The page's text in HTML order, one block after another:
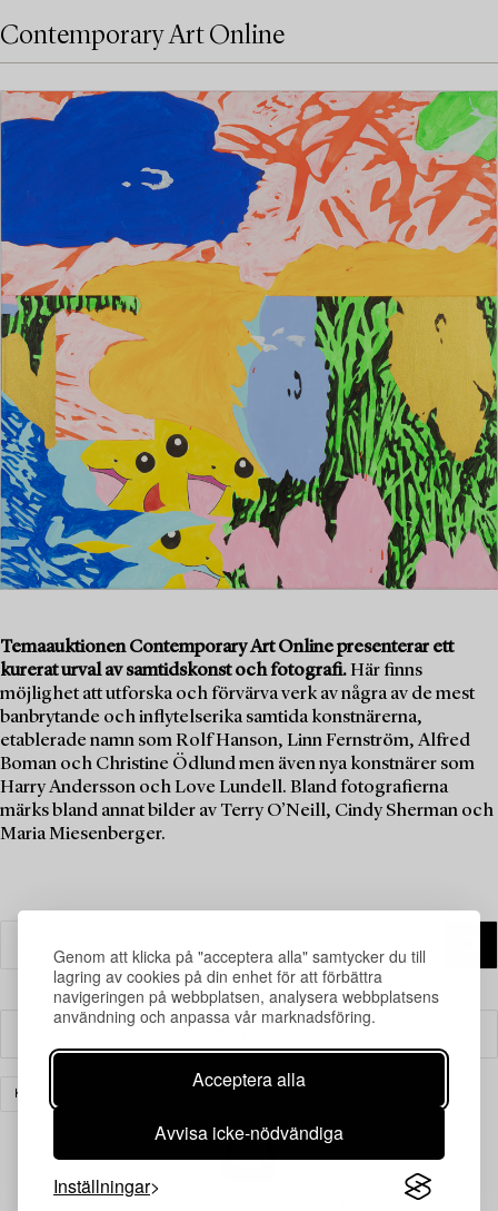
Genom att klicka på "acceptera alla" samtycker du till
lagring av cookies på din enhet för att förbättra
navigeringen på webbplatsen, analysera webbplatsens
användning och anpassa vår marknadsföring.
Acceptera alla
Avvisa icke-nödvändiga
Inställningar
Contemporary Art Online
Temaauktionen Contemporary Art Online presenterar ett
kurerat urval av samtidskonst och fotografi.Här finns
möjlighet att utforska och förvärva verk av några av de mest
banbrytande och inflytelserika samtida konstnärerna,
etablerade namn som Rolf Hanson, Linn Fernström, Alfred
Boman och Christine Ödlund men även nya konstnärer som
Harry Andersson och Love Lundell. Bland fotografierna
märks bland annat bilder av Terry O’Neill, Cindy Sherman och
Maria Miesenberger.
KONST
Din sökning gav ingen träff just nu.